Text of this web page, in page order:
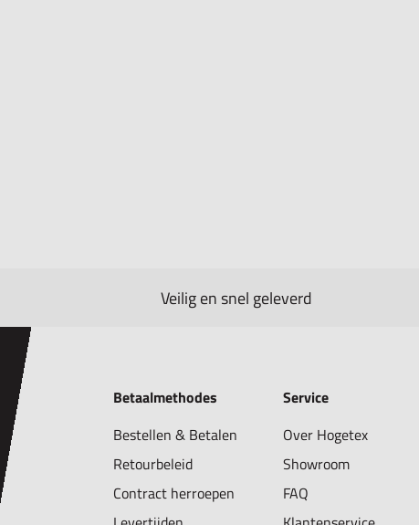
Veilig en snel geleverd
Betaalmethodes
Bestellen & Betalen
Retourbeleid
Contract herroepen
Service
Over Hogetex
Showroom
FAQ